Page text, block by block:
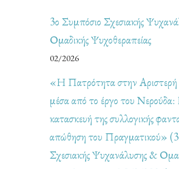
3ο Συμπόσιο Σχεσιακής
Ομαδικής Ψυχοθεραπείας
02/2026
«Η Πατρότητα στην
μέσα από το έργο του
κατασκευή της συλλογικής
απώθηση του Πραγματικού»
Σχεσιακής Ψυχανάλυσης &